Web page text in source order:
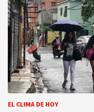
EL CLIMA DE HOY